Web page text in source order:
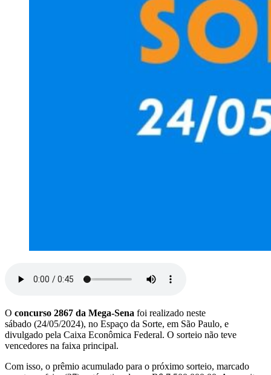
O concurso 2867 da Mega-Sena foi realizado neste
sábado (24/05/2024), no Espaço da Sorte, em São Paulo, e
divulgado pela Caixa Econômica Federal. O sorteio não teve
vencedores na faixa principal.
Com isso, o prêmio acumulado para o próximo sorteio, marcado